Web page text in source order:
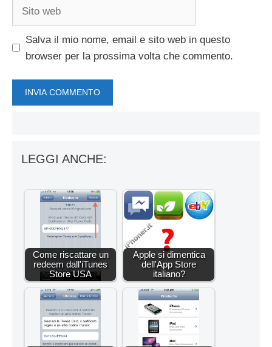
Salva il mio nome, email e sito web in questo
browser per la prossima volta che commento.
LEGGI ANCHE:
Come riscattare un
redeem dall'iTunes
Store USA
Apple si dimentica
dell'App Store
italiano?